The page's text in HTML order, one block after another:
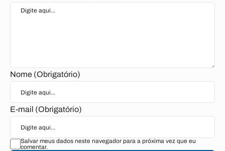
Nome (Obrigatório)
E-mail (Obrigatório)
Salvar meus dados neste navegador para a próxima vez que eu
comentar.